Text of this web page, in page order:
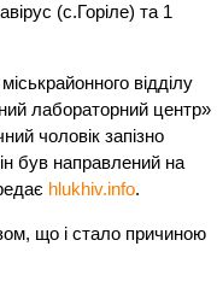
(с.Горіле) та 1
відділу
лабораторний центр»
чоловік запізно
був направлений на
hlukhiv.info.
що і стало причиною